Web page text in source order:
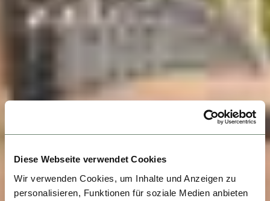
Diese Webseite verwendet Cookies
Wir verwenden Cookies, um Inhalte und Anzeigen zu
personalisieren, Funktionen für soziale Medien anbieten